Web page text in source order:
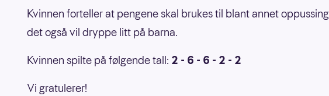
Kvinnen forteller at pengene skal brukes til blant annet
det også vil dryppe litt på barna.
Kvinnen spilte på følgende tall: 2 - 6 - 6 - 2 - 2
Vi gratulerer!